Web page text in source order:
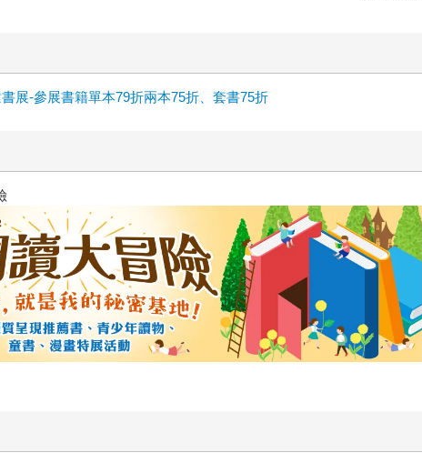
展-參展書籍單本79折兩本75折、套書75折